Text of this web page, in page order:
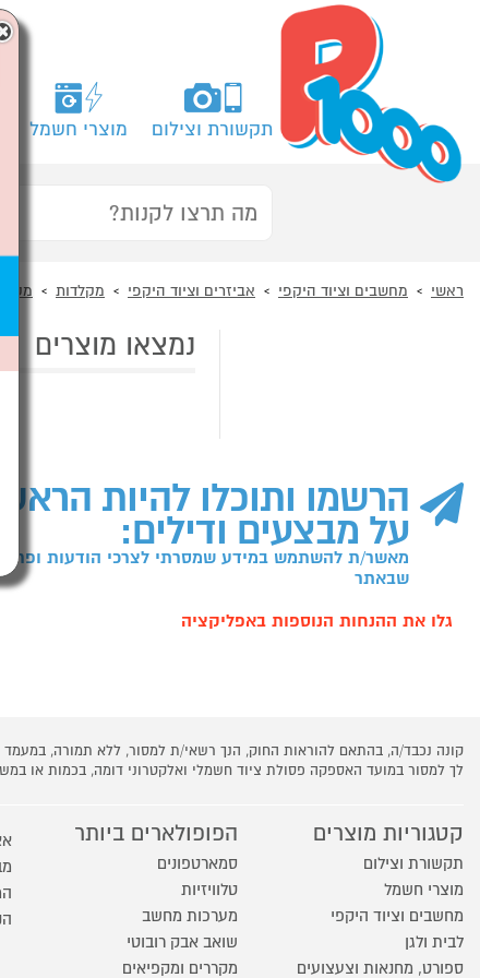
תקשורת וצילום מוצרי חשמל
ראשי מחשבים וציוד היקפי אביזרים וציוד היקפי מקלדות
נמצאו מוצרים
הרשמו ותוכלו להיות
על מבצעים ודילים:
מאשר/ת להשתמש במידע שמסרתי לצרכי הודעות
שבאתר
גלו את ההנחות הנוספות באפליקציה
קונה נכבד/ה, בהתאם להוראות החוק, הנך רשאי/ת למסור, ללא תמורה,
לך למסור במועד האספקה פסולת ציוד חשמלי ואלקטרוני דומה, בכמות
קטגוריות מוצרים
תקשורת וצילום
מוצרי חשמל
מחשבים וציוד היקפי
לבית ולגן
ספורט, מחנאות וצעצועים
הפופולארים ביותר
סמארטפונים
טלוויזיות
מערכות מחשב
שואב אבק רובוטי
מקררים ומקפיאים